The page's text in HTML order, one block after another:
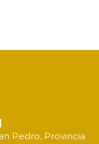
Pedro, Provincia